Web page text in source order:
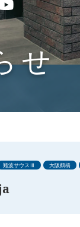
せ
難波サウスⅢ 大阪鶴橋